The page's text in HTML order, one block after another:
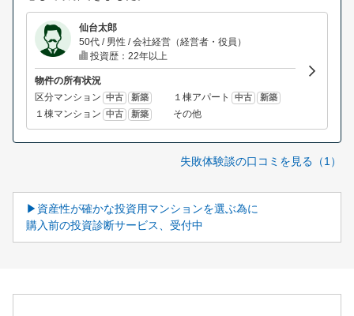
仙台太郎
50代 / 男性 / 会社経営（経営者・役員）
投資歴：22年以上
物件の所有状況
区分マンション 中古 新築 １棟アパート 中古 新築
１棟マンション 中古 新築 その他
失敗体験談の口コミを見る（1）
▶資産性が確かな投資用マンションを選ぶ為に
購入前の投資診断サービス、受付中